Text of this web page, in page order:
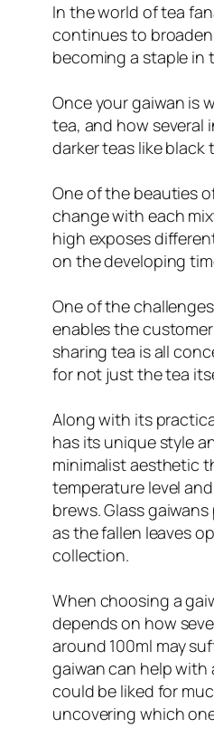
In the world of tea
continues to
becoming a staple in
Once your gaiwan is
tea, and how several
darker teas like black
One of the beauties
change with each
high exposes
on the developing
One of the
enables the
sharing tea is all
for not just the tea
Along with its
has its unique style
minimalist aesthetic
temperature level
brews. Glass
as the fallen leaves
collection.
When choosing a
depends on how
around 100ml may
gaiwan can help with
could be liked for
uncovering which